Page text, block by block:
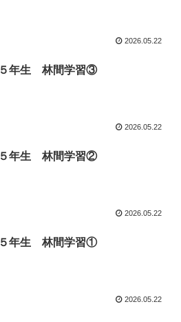
2026.05.22
５年生 林間学習③
2026.05.22
５年生 林間学習②
2026.05.22
５年生 林間学習①
2026.05.22